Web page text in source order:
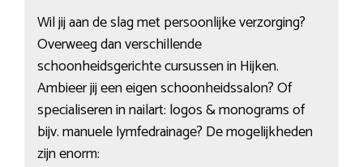
Wil jij aan de slag met persoonlijke verzorging?
Overweeg dan verschillende
schoonheidsgerichte cursussen in Hijken.
Ambieer jij een eigen schoonheidssalon? Of
specialiseren in nailart: logos & monograms of
bijv. manuele lymfedrainage? De mogelijkheden
zijn enorm: